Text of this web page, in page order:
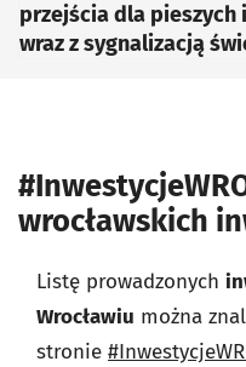
przejścia dla pieszych
wraz z sygnalizacją
wrocławskich
Listę prowadzonych
Wrocławiu można
stronie